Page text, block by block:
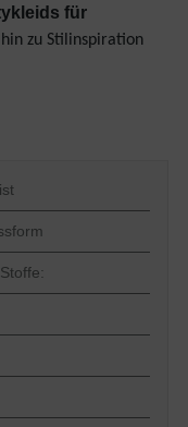
für
zu Stilinspiration